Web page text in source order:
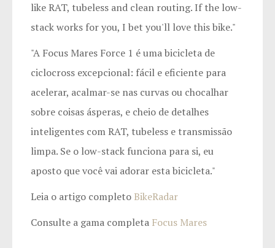
like RAT, tubeless and clean routing. If the low-
stack works for you, I bet you'll love this bike."
"A Focus Mares Force 1 é uma bicicleta de
ciclocross excepcional: fácil e eficiente para
acelerar, acalmar-se nas curvas ou chocalhar
sobre coisas ásperas, e cheio de detalhes
inteligentes com RAT, tubeless e transmissão
limpa. Se o low-stack funciona para si, eu
aposto que você vai adorar esta bicicleta."
Leia o artigo completo BikeRadar
Consulte a gama completa Focus Mares